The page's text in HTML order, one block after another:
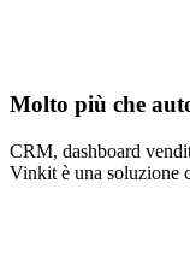
Molto più che
CRM, dashboard
Vinkit è una soluzione